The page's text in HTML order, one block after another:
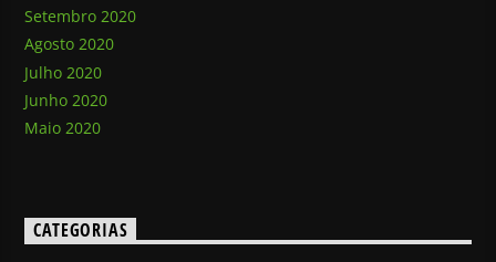
Setembro 2020
Agosto 2020
Julho 2020
Junho 2020
Maio 2020
CATEGORIAS